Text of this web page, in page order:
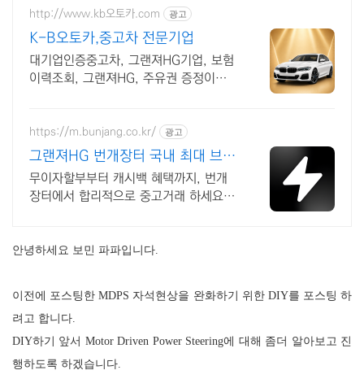
http://www.kb오토카.com 광고
K-B오토카,중고차 전문기업
대기업인증중고차, 그랜져HG기업, 보험
이력조회, 그랜져HG, 주유권 증정이벤
전산연동
https://m.bunjang.co.kr/ 광고
그랜져HG 번개장터 국내 최대 브랜
드 중고거래
무이자할부부터 캐시백 혜택까지, 번개
장터에서 합리적으로 중고거래 하세요
드
안녕하세요 보민 파파입니다.
이전에 포스팅한MDPS 자석현상을 완화하기 위한 DIY를 포스팅 하
려고 합니다.
DIY하기 앞서 Motor Driven Power Steering에 대해 좀더 알아보고 진
행하도록 하겠습니다.